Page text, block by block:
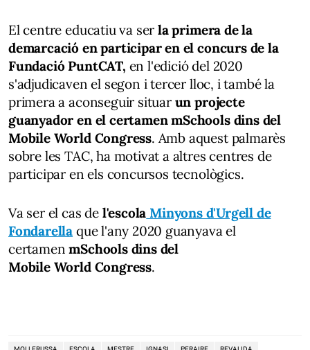
El centre educatiu va serla primera de la
demarcació en participar en el concurs de la
Fundació PuntCAT, en l'edició del 2020
s'adjudicaven el segon i tercer lloc, i també la
primera a aconseguir situar un projecte
guanyador en el certamen mSchools dins del
Mobile World Congress. Amb aquest palmarès
sobre les TAC, ha motivat a altres centres de
participar en els concursos tecnològics.
Va ser el cas de l'escola Minyons d'Urgell de
Fondarella que l'any 2020 guanyava el
certamen mSchools dins del
Mobile World Congress.